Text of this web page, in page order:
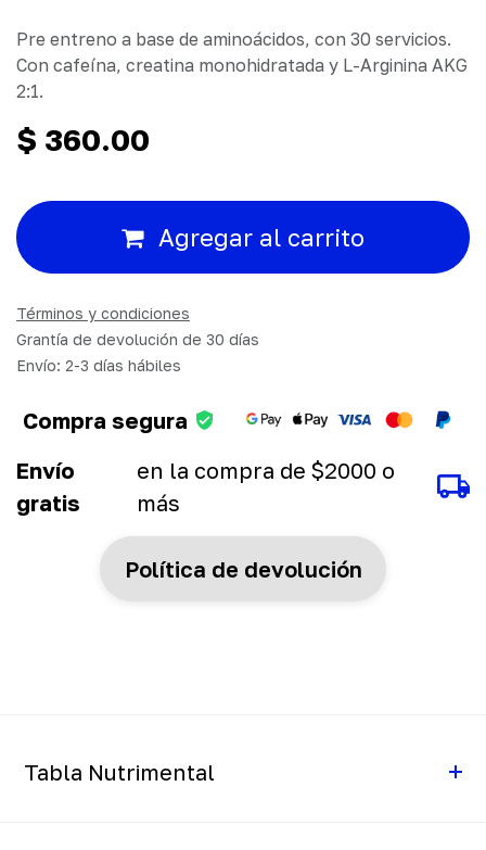
Pre entreno a base de aminoácidos, con 30 servicios.
Con cafeína, creatina monohidratada y L-Arginina AKG
2:1.
$ 360.00
Agregar al carrito
Términos y condiciones
Grantía de devolución de 30 días
Envío: 2-3 días hábiles
Compra segura
Envío
gratis
en la compra de $2000 o
más
Política de devolución
Tabla Nutrimental